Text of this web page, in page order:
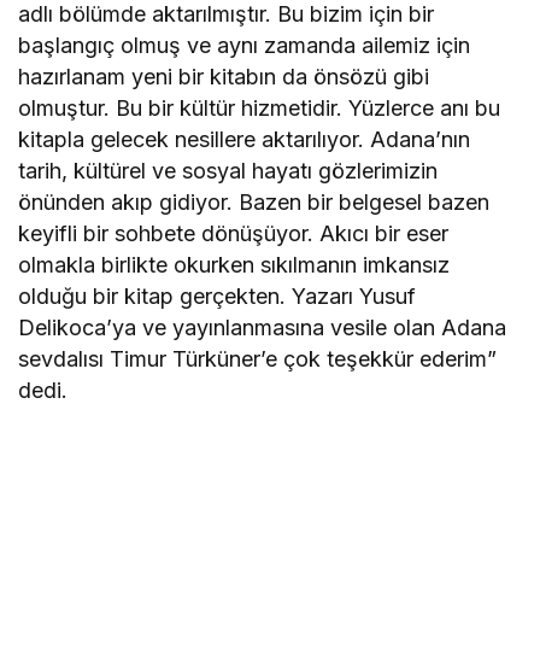
adlı bölümde aktarılmıştır. Bu bizim için bir
başlangıç olmuş ve aynı zamanda ailemiz için
hazırlanam yeni bir kitabın da önsözü gibi
olmuştur. Bu bir kültür hizmetidir. Yüzlerce anı bu
kitapla gelecek nesillere aktarılıyor. Adana’nın
tarih, kültürel ve sosyal hayatı gözlerimizin
önünden akıp gidiyor. Bazen bir belgesel bazen
keyifli bir sohbete dönüşüyor. Akıcı bir eser
olmakla birlikte okurken sıkılmanın imkansız
olduğu bir kitap gerçekten. Yazarı Yusuf
Delikoca’ya ve yayınlanmasına vesile olan Adana
sevdalısı Timur Türküner’e çok teşekkür ederim”
dedi.